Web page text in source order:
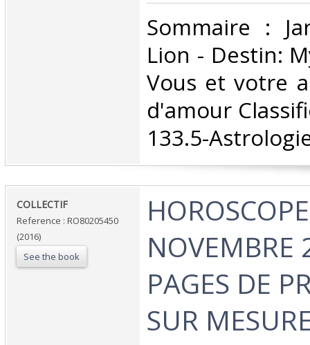
‎Sommaire :
Lion - Destin:
Vous et votre
d'amour
133.5-
‎COLLECTIF‎
Reference : RO80205450
(2016)
See the book
NOVEMBRE
PAGES DE
SUR